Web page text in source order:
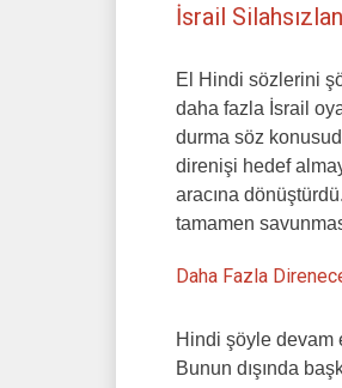
İsrail
El Hindi sözlerini
daha fazla İsrail
durma söz
direnişi hedef
aracına
tamamen
Daha Fazla
Hindi şöyle devam
Bunun dışında